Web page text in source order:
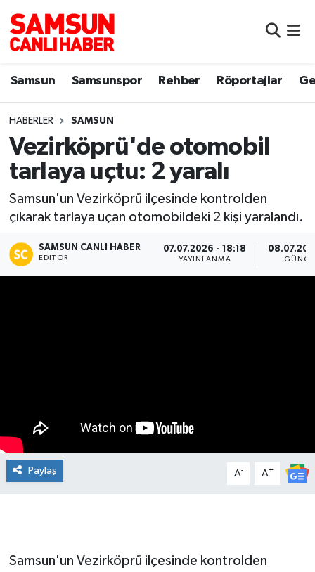
Samsun Samsunspor Rehber Röportajlar
HABERLER SAMSUN
Vezirköprü'de otomobil
tarlaya uçtu: 2 yaralı
Samsun'un Vezirköprü ilçesinde kontrolden
çıkarak tarlaya uçan otomobildeki 2 kişi yaralandı.
SAMSUN CANLI HABER
EDITÖR
07.07.2026 - 18:18
YAYINLANMA
Paylaş A- A+
Samsun'un Vezirköprü ilçesinde kontrolden
Samsun
Sokak Röportajları
Genel
Dünya
Samsun Nöbetçi Eczaneler
Samsun Hava Durumu
Samsun Namaz Vakitleri
Samsun Trafik Yoğunluk Haritası
Süper Lig Puan Durumu ve Fikstür